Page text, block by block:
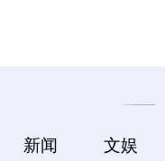
新闻 文娱